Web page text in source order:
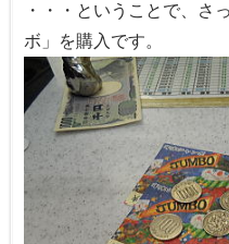
・・・ということで、さ
ボ」を購入です。